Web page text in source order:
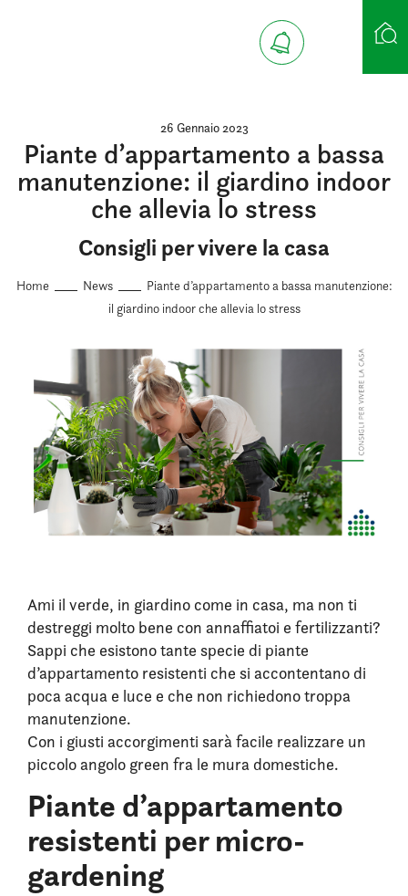
Ricerca case
26 Gennaio 2023
Piante d’appartamento a bassa
manutenzione: il giardino indoor
che allevia lo stress
Consigli per vivere la casa
Home News
Piante d’appartamento a bassa manutenzione:
il giardino indoor che allevia lo stress
Ami il verde, in giardino come in casa, ma non ti
destreggi molto bene con annaffiatoi e fertilizzanti?
Sappi che esistono tante specie di piante
d’appartamento resistenti che si accontentano di
poca acqua e luce e che non richiedono troppa
manutenzione.
Con i giusti accorgimenti sarà facile realizzare un
piccolo angolo green fra le mura domestiche.
Piante d’appartamento
resistenti per micro-
gardening